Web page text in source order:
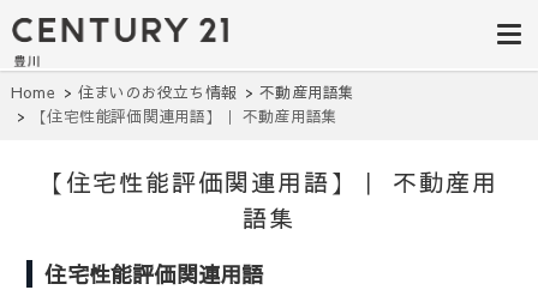
豊田市の中古
住宅・土地・
リノベ物件探
リー21豊川
建て・土地探しはセンチュリー21豊
川へ。豊田市内の最新物件情報を随
時更新中！駅近、建築条件無し、ペ
ット可、学区別など、お客様のこだ
わり条件に合わせて理想の物件を簡
Home 住まいのお役立ち情報
不動産用語集
【住宅性能評価関連用語】｜ 不動産用語集
【住宅性能評価関連用語】｜ 不動産用
語集
住宅性能評価関連用語